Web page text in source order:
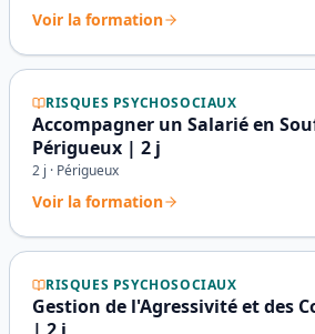
Voir la formation
RISQUES PSYCHOSOCIAUX
Accompagner un Salarié en
Périgueux | 2 j
2 j · Périgueux
Voir la formation
RISQUES PSYCHOSOCIAUX
Gestion de l'Agressivité et des